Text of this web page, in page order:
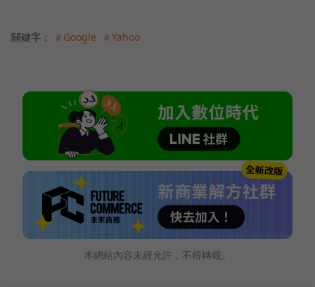
關鍵字： ＃Google ＃Yahoo
本網站內容未經允許，不得轉載。